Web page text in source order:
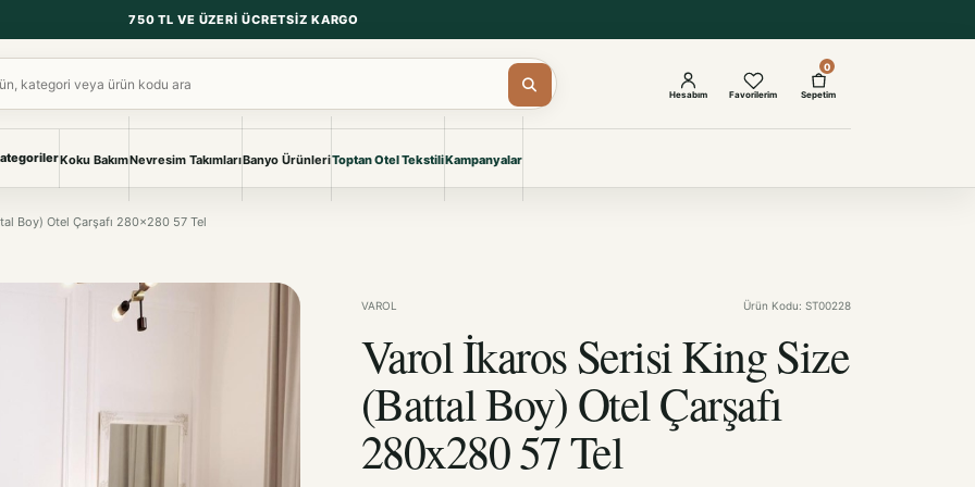
750 TL VE ÜZERI ÜCRETSIZ KARGO
NEVRESIM & PIKE
Çarşaf & Çarşaf Takımı
BEBEK
KURUMSAL ÇÖZÜMLER
Projelere özel, dayanıklı tekstil
seçkileri.
İncele
Koku BakımNevresim TakımlarıBanyo ÜrünleriToptan Otel TekstiliKampanyalar
Hesabım Favorilerim
0
Sepetim
Boy) Otel Çarşafı 280x280 57 Tel
VAROL Ürün Kodu: ST00228
Varol İkaros Serisi King Size
(Battal Boy) Otel Çarşafı
280x280 57 Tel